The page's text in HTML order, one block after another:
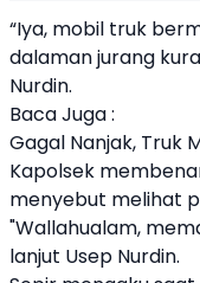
“Iya, mobil truk
dalaman jurang
Nurdin.
Baca Juga :
Gagal Nanjak, Truk
Kapolsek
menyebut melihat
"Wallahualam,
lanjut Usep Nurdin.